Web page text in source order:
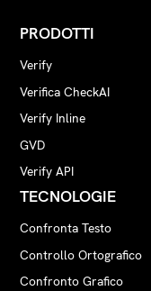
PRODOTTI
Verify
Verifica CheckAI
Verify Inline
GVD
Verify API
TECNOLOGIE
Confronta Testo
Controllo Ortografico
Confronto Grafico